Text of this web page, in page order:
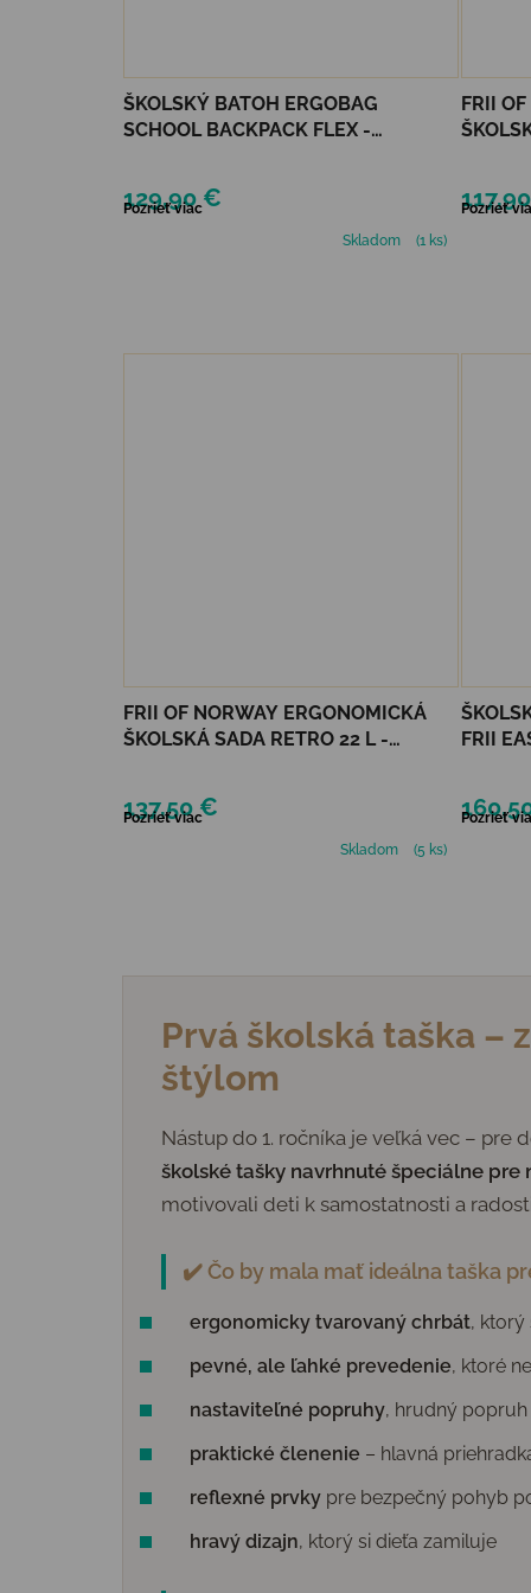
ŠKOLSKÝ BATOH ERGOBAG
SCHOOL BACKPACK FLEX -
129,90 €
Pozrieť viac
Skladom
(1 ks)
FRII
Pozrieť
FRII OF NORWAY ERGONOMICKÁ
ŠKOLSKÁ SADA RETRO 22 L -
137,50 €
Pozrieť viac
Skladom
(5 ks)
FRII
Pozrieť
Prvá školská taška –
štýlom
Nástup do 1. ročníka je veľká vec – pre
školské tašky navrhnuté špeciálne pre
motivovali deti k samostatnosti a
✔️ Čo by mala mať ideálna taška
ergonomicky tvarovaný chrbát, ktorý
pevné, ale ľahké prevedenie, ktoré
nastaviteľné popruhy, hrudný
praktické členenie – hlavná
reflexné prvky pre bezpečný pohyb
hravý dizajn, ktorý si dieťa zamiluje